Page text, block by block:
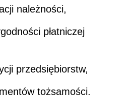
należności,
płatniczej
przedsiębiorstw,
tożsamości.